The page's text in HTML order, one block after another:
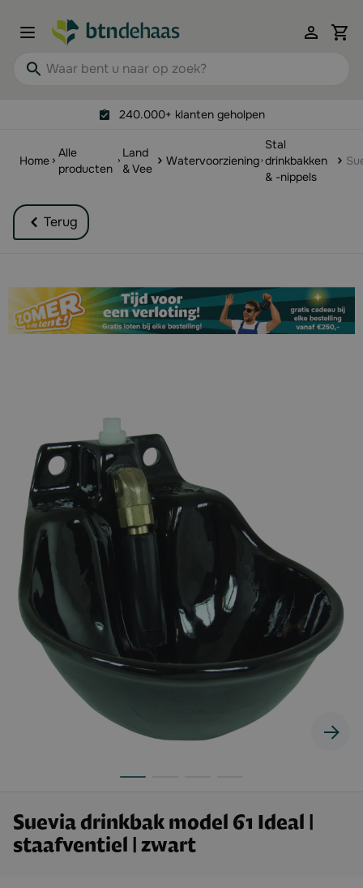
Waar bent u naar op zoek?
240.000+ klanten geholpen
Home
Alle
producten
Land
& Vee
Watervoorziening
Stal
drinkbakken
& -nippels
Terug
Suevia drinkbak model 61 Ideal |
staafventiel | zwart